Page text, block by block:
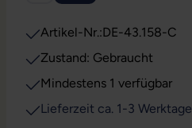
Artikel-Nr.:DE-43.158-C
Zustand: Gebraucht
Mindestens 1 verfügbar
Lieferzeit ca. 1-3 Werktage